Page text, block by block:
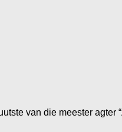
van die meester agter